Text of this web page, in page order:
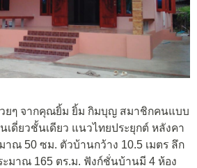
ยๆ จากคุณยิ้ม ยิ้ม กิมบุญ สมาชิกคนแบบ
ดี่ยวชั้นเดียว แนวไทยประยุกต์ หลังคา
าณ 50 ซม. ตัวบ้านกว้าง 10.5 เมตร ลึก
ะมาณ 165 ตร.ม. ฟังก์ชั่นบ้านมี 4 ห้อง